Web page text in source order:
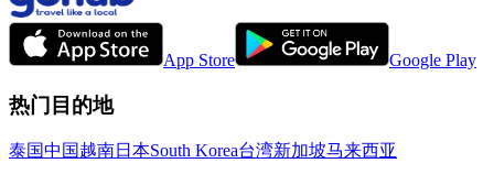
App Store Google Play
热门目的地
泰国中国越南日本South Korea台湾新加坡马来西亚